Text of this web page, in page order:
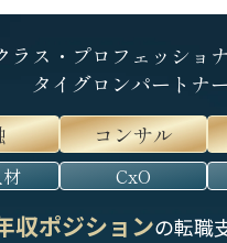
ラス・プロフェッショ
タイグロンパートナ
コンサル
CxO
収ポジションの転職